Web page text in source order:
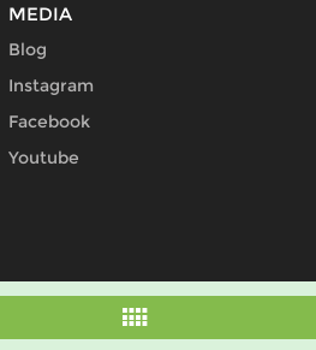
MEDIA
Blog
Instagram
Facebook
Youtube